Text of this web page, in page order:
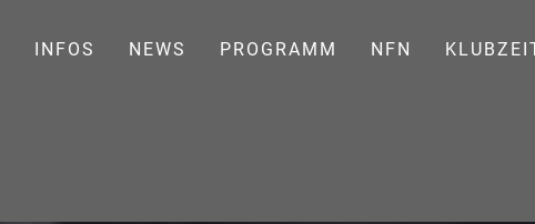
INFOS NEWS PROGRAMM NFN